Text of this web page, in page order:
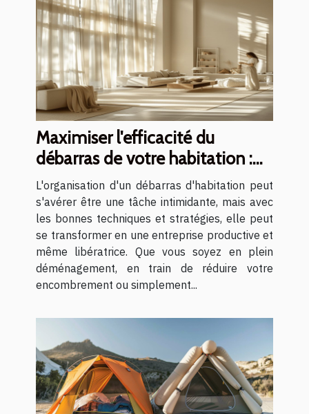
Maximiser l'efficacité du
débarras de votre habitation :
conseils et stratégies
L'organisation d'un débarras d'habitation peut
s'avérer être une tâche intimidante, mais avec
les bonnes techniques et stratégies, elle peut
se transformer en une entreprise productive et
même libératrice. Que vous soyez en plein
déménagement, en train de réduire votre
encombrement ou simplement...